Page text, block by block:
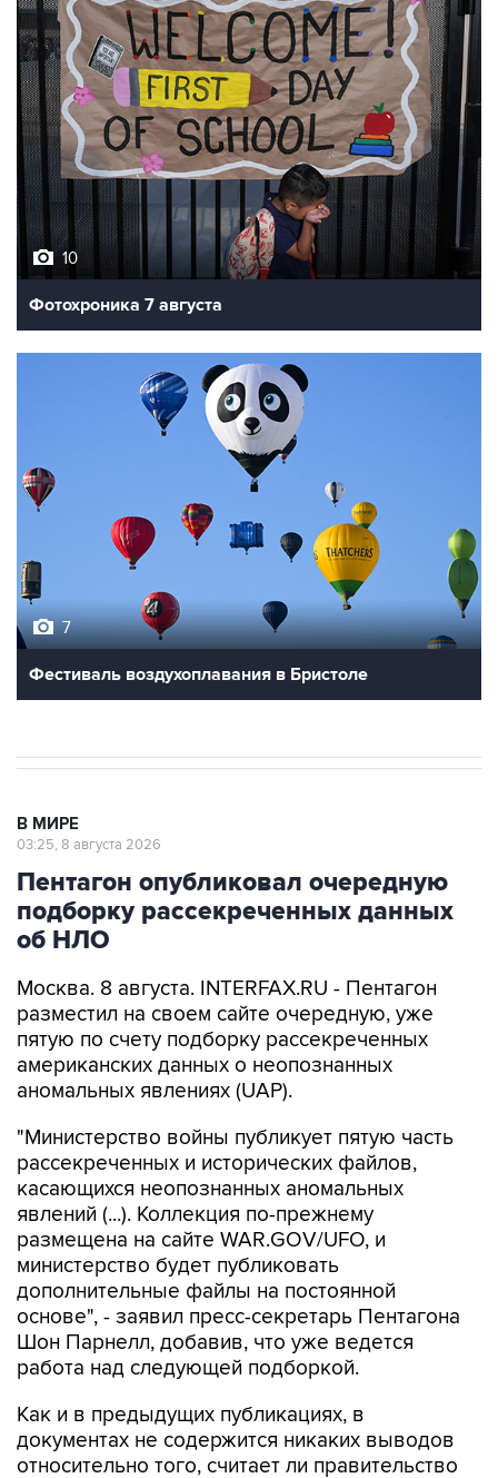
10
Фотохроника 7 августа
7
Фестиваль воздухоплавания в Бристоле
В МИРЕ
03:25, 8 августа 2026
Пентагон опубликовал очередную
подборку рассекреченных данных
об НЛО
Москва. 8 августа. INTERFAX.RU - Пентагон
разместил на своем сайте очередную, уже
пятую по счету подборку рассекреченных
американских данных о неопознанных
аномальных явлениях (UAP).
"Министерство войны публикует пятую часть
рассекреченных и исторических файлов,
касающихся неопознанных аномальных
явлений (...). Коллекция по-прежнему
размещена на сайте WAR.GOV/UFO, и
министерство будет публиковать
дополнительные файлы на постоянной
основе", - заявил пресс-секретарь Пентагона
Шон Парнелл, добавив, что уже ведется
работа над следующей подборкой.
Как и в предыдущих публикациях, в
документах не содержится никаких выводов
относительно того, считает ли правительство